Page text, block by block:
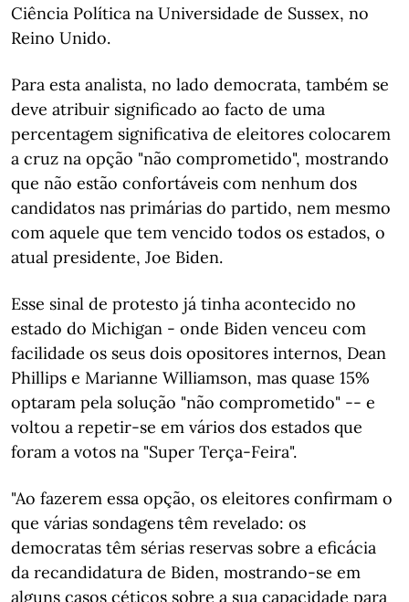
Ciência Política na Universidade de Sussex, no
Reino Unido.
Para esta analista, no lado democrata, também se
deve atribuir significado ao facto de uma
percentagem significativa de eleitores colocarem
a cruz na opção "não comprometido", mostrando
que não estão confortáveis com nenhum dos
candidatos nas primárias do partido, nem mesmo
com aquele que tem vencido todos os estados, o
atual presidente, Joe Biden.
Esse sinal de protesto já tinha acontecido no
estado do Michigan - onde Biden venceu com
facilidade os seus dois opositores internos, Dean
Phillips e Marianne Williamson, mas quase 15%
optaram pela solução "não comprometido" -- e
voltou a repetir-se em vários dos estados que
foram a votos na "Super Terça-Feira".
"Ao fazerem essa opção, os eleitores confirmam o
que várias sondagens têm revelado: os
democratas têm sérias reservas sobre a eficácia
da recandidatura de Biden, mostrando-se em
alguns casos céticos sobre a sua capacidade para